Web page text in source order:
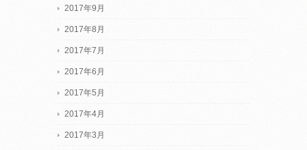
2017年9月
2017年8月
2017年7月
2017年6月
2017年5月
2017年4月
2017年3月